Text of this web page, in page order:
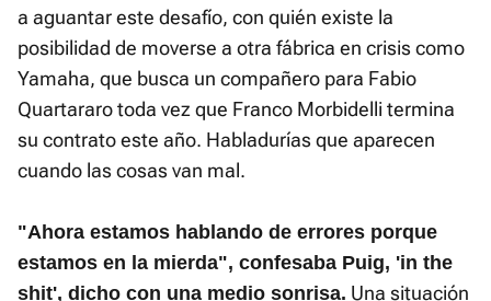
a aguantar este desafío, con quién existe la
posibilidad de moverse a otra fábrica en crisis como
Yamaha, que busca un compañero para Fabio
Quartararo toda vez que Franco Morbidelli termina
su contrato este año. Habladurías que aparecen
cuando las cosas van mal.
"Ahora estamos hablando de errores porque
estamos en la mierda", confesaba Puig, 'in the
shit', dicho con una medio sonrisa. Una situación